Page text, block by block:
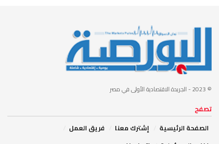
© 2023 - الجريدة الاقتصادية الأولى في مصر
تصفح
الصفحة الرئيسية
إشترك معنا
فريق العمل